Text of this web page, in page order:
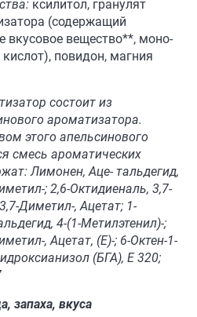
ксилитол, гранулят
(содержащий
вкусовое вещество**, моно-
повидон, магния
состоит из
ароматизатора.
этого апельсинового
смесь ароматических
Лимонен,Аце- тальдегид,
; 2,6-Октидиеналь, 3,7-
Диметил-, Ацетат; 1-
4-(1-Метилэтенил)-;
, Ацетат, (E)-; 6-Октен-1-
(БГА), E320;
запаха, вкуса